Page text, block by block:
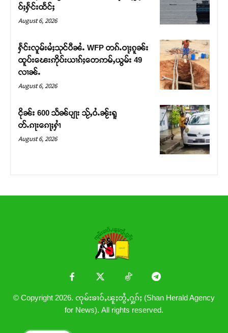
တႃႇႁႂ်ႈသဵင်ၵၢင်ၸႂ်ၵူၼ်းမိူင်း ၵူႈတီႈၵူႈလႅၼ်ပေႃးတေၸွ
တ်ႇ တူဝ်ႈလုမ်ႈၾႃႉၼၼ်ႉ ၶဝ်ႈႁူမ်ႈၵမ်ႉထႅမ် ၸုမ်းၶၢ
ဝ်ႇၽူႈတွႆႇႁွၵ်ႈ လႆႈယူႇၶႃႈဢေႃႈ။
ဝ်ႈႁႅင်းထႅင်ႈ
August 6, 2026
ႁႅင်းလူမ်းမႆႈသုင်ပီၼႆႉ WFP တၵ်ႉဝႃႈၵူၼ်း
ထူပ်းၽေးဢိုပ်းယၢၵ်ႈတေဢမ်ႇယွမ်း 49
လၢၼ်ႉ
August 6, 2026
ငိုၼ်း 600 သႅၼ်ပျႃး သႂ်ႇဝႆႉၼႂ်းရူ
တ်ႉၵႃးၵေႃႈႁၢႆ
August 6, 2026
© Copyright 2026. ၸုမ်းၶၢဝ်ႇၽူႈတွႆႇႁွၵ်ႈ (Shan Herald Agency
for News). All rights reserved.